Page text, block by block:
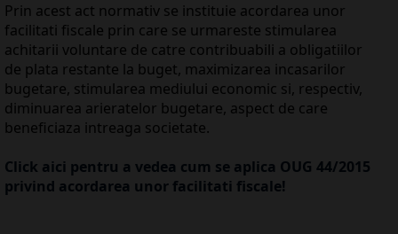
Prin acest act normativ se instituie acordarea unor
facilitati fiscale prin care se urmareste stimularea
achitarii voluntare de catre contribuabili a obligatiilor
de plata restante la buget, maximizarea incasarilor
bugetare, stimularea mediului economic si, respectiv,
diminuarea arieratelor bugetare, aspect de care
beneficiaza intreaga societate.
Click aici pentru a vedea cum se aplica OUG 44/2015
privind acordarea unor facilitati fiscale!